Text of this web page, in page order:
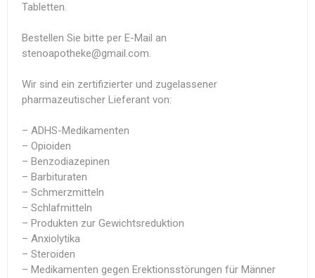
Tabletten.
Bestellen Sie bitte per E-Mail an
stenoapotheke@gmail.com.
Wir sind ein zertifizierter und zugelassener
pharmazeutischer Lieferant von:
– ADHS-Medikamenten
– Opioiden
– Benzodiazepinen
– Barbituraten
– Schmerzmitteln
– Schlafmitteln
– Produkten zur Gewichtsreduktion
– Anxiolytika
– Steroiden
– Medikamenten gegen Erektionsstörungen für Männer